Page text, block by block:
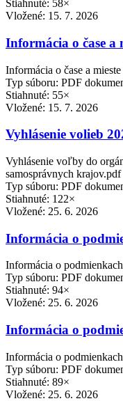
Stiahnuté: 58×
Vložené: 15. 7. 2026
Informácia o čase a
Informácia o čase a
Typ súboru: PDF
Stiahnuté: 55×
Vložené: 15. 7. 2026
Vyhlásenie volieb
Vyhlásenie voľby do
samosprávnych krajov.pdf
Typ súboru: PDF
Stiahnuté: 122×
Vložené: 25. 6. 2026
Informácia o
Informácia o
Typ súboru: PDF
Stiahnuté: 94×
Vložené: 25. 6. 2026
Informácia o
Informácia o
Typ súboru: PDF
Stiahnuté: 89×
Vložené: 25. 6. 2026